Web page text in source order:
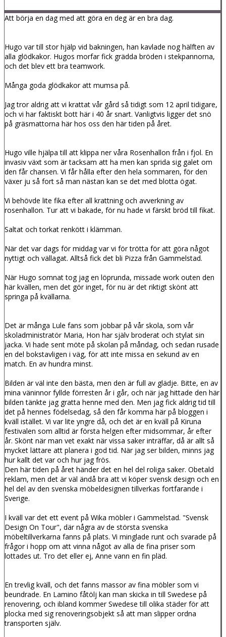
Att börja en dag med att göra en deg är en bra dag.
Hugo var till stor hjälp vid bakningen, han kavlade nog hälften av
alla glödkakor. Hugos morfar fick grädda bröden i stekpannorna,
och det blev ett bra teamwork.
Många goda glödkakor att mumsa på.
Jag tror aldrig att vi krattat vår gård så tidigt som 12 april tidigare,
och vi har faktiskt bott här i 40 år snart. Vanligtvis ligger det snö
på gräsmattorna här hos oss den här tiden på året.
Hugo ville hjälpa till att klippa ner våra Rosenhallon från i fjol. En
invasiv växt som är tacksam att ha men kan sprida sig galet om
den får chansen. Vi får hålla efter den hela sommaren, för den
växer ju så fort så man nästan kan se det med blotta ögat.
Vi behövde lite fika efter all krattning och avverkning av
rosenhallon. Tur att vi bakade, för nu hade vi färskt bröd till fikat.
Saltat och torkat renkött i klämman.
När det var dags för middag var vi för trötta för att göra något
nyttigt och vällagat. Alltså fick det bli Pizza från Gammelstad.
När Hugo somnat tog jag en löprunda, missade work outen den
här kvällen, men det gör inget, för nu är det riktigt skönt att
springa på kvällarna.
Det är många Lule fans som jobbar på vår skola, som vår
skoladministratör Maria, Hon har själv broderat och stylat sin
jacka. Vi hade sent möte på skolan på måndag, och sedan rusade
en del bokstavligen i väg, för att inte missa en sekund av en
match. En av hundra minst.
Bilden är väl inte den bästa, men den är full av glädje. Bitte, en av
mina väninnor fyllde förresten år i går, och när jag hittade den här
bilden tänkte jag gratta henne med den. Men jag fick aldrig tid till
det på hennes födelsedag, så den får komma här på bloggen i
kväll istället. Vi var lite yngre då, och det är en kväll på Kiruna
festivalen som alltid är första helgen efter midsommar, år efter
år. Skönt när man vet exakt när vissa saker inträffar, då är allt så
mycket lättare att planera i god tid. När jag ser bilden, minns jag
hur kallt det var och hur jag frös.
Den här tiden på året händer det en hel del roliga saker. Obetald
reklam, men det är väl ändå bra att vi köper svensk design och en
hel del av den svenska möbeldesignen tillverkas fortfarande i
Sverige.
I kväll var det ett event på Wika möbler i Gammelstad. "Svensk
Design On Tour", där några av de största svenska
möbeltillverkarna fanns på plats. Vi minglade runt och svarade på
frågor i hopp om att vinna något av alla de fina priser som
lottades ut. Tro det eller ej, Anne vann en fin pläd.
En trevlig kväll, och det fanns massor av fina möbler som vi
beundrade. En Lamino fåtölj kan man skicka in till Swedese på
renovering, och ibland kommer Swedese till olika städer för att
plocka med sig renoveringsobjekt så att man slipper ordna
transporten själv.